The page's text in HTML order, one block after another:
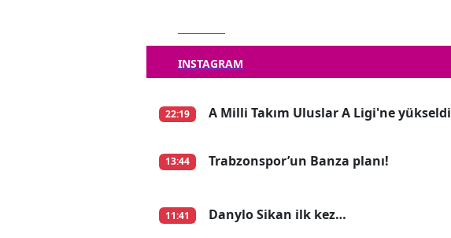
INSTAGRAM
22:19 A Milli Takım Uluslar A Ligi'ne yükseldi
13:44 Trabzonspor’un Banza planı!
11:41 Danylo Sikan ilk kez…